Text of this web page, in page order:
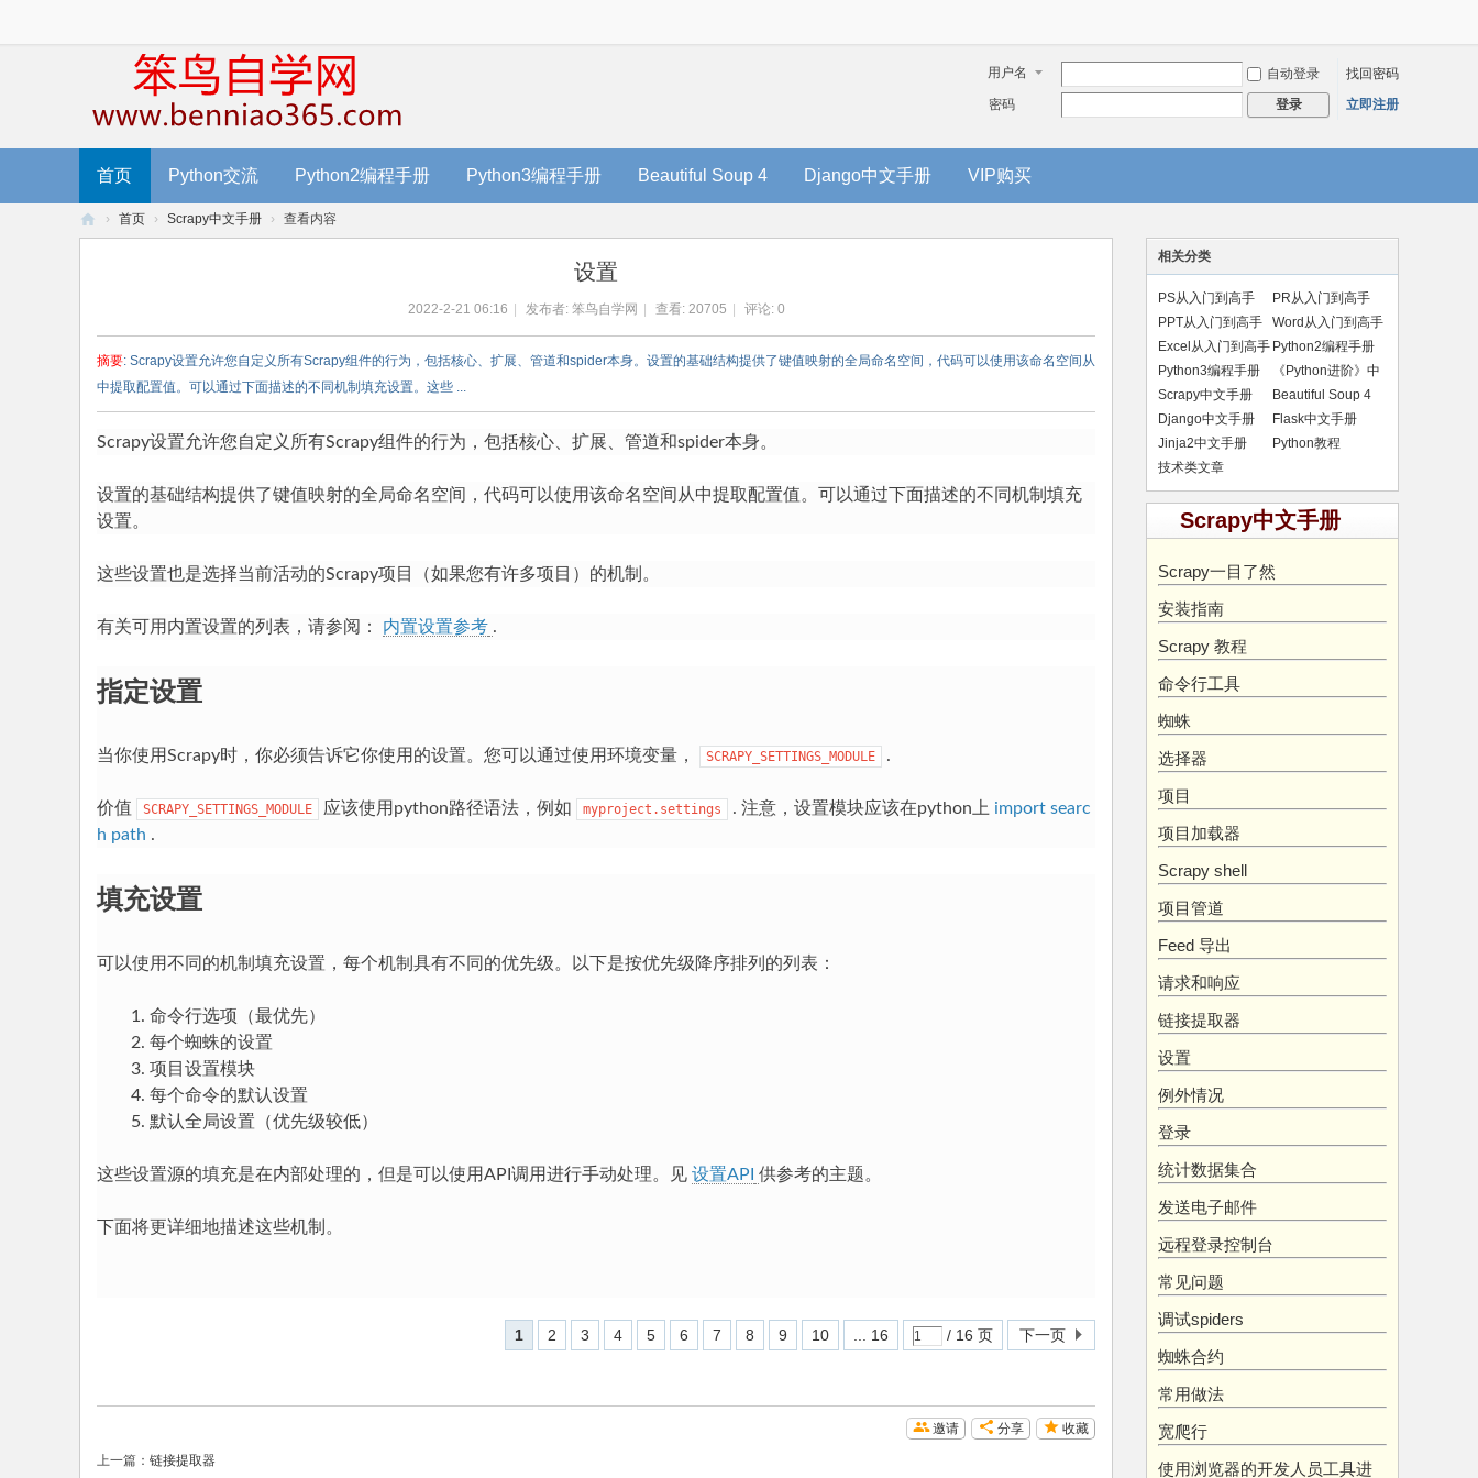
用户名 自动登录
找回密码
密码
登录 立即注册
首页 Python交流 Python2编程手册 Python3编程手册 Beautiful Soup 4 Django中文手册 VIP购买
教
› 首页 › Scrapy中文手册 › 查看内容
设置
2022-2-21 06:16 发布者: 笨鸟自学网 查看: 20705 评论: 0
摘要: Scrapy设置允许您自定义所有Scrapy组件的行为，包括核心、扩展、管道和spider本身。设置的基础结构提供了键值映射的全局命名空间，代码可以使用该命名空间从
中提取配置值。可以通过下面描述的不同机制填充设置。这些 ...
Scrapy设置允许您自定义所有Scrapy组件的行为，包括核心、扩展、管道和spider本身。
设置的基础结构提供了键值映射的全局命名空间，代码可以使用该命名空间从中提取配置值。可以通过下面描述的不同机制填充
设置。
这些设置也是选择当前活动的Scrapy项目（如果您有许多项目）的机制。
有关可用内置设置的列表，请参阅： 内置设置参考 .
指定设置
当你使用Scrapy时，你必须告诉它你使用的设置。您可以通过使用环境变量， SCRAPY_SETTINGS_MODULE .
价值 SCRAPY_SETTINGS_MODULE 应该使用python路径语法，例如 myproject.settings . 注意，设置模块应该在python上 import searc
h path .
填充设置
可以使用不同的机制填充设置，每个机制具有不同的优先级。以下是按优先级降序排列的列表：
命令行选项（最优先）
每个蜘蛛的设置
项目设置模块
每个命令的默认设置
默认全局设置（优先级较低）
这些设置源的填充是在内部处理的，但是可以使用API调用进行手动处理。见 设置API 供参考的主题。
下面将更详细地描述这些机制。
1 2 3 4 5 6 7 8 9 10 ... 16 / 16 页 下一页
收藏
分享
邀请
上一篇： 链接提取器
相关分类
PS从入门到高手
PR从入门到高手
PPT从入门到高手
Word从入门到高手
Excel从入门到高手 Python2编程手册
Python3编程手册
《Python进阶》中
文版
Scrapy中文手册
Beautiful Soup 4
手册
Django中文手册
Flask中文手册
Jinja2中文手册
Python教程
技术类文章
Scrapy中文手册
Scrapy一目了然
安装指南
Scrapy 教程
命令行工具
蜘蛛
选择器
项目
项目加载器
Scrapy shell
项目管道
Feed 导出
请求和响应
链接提取器
设置
例外情况
登录
统计数据集合
发送电子邮件
远程登录控制台
常见问题
调试spiders
蜘蛛合约
常用做法
宽爬行
使用浏览器的开发人员工具进